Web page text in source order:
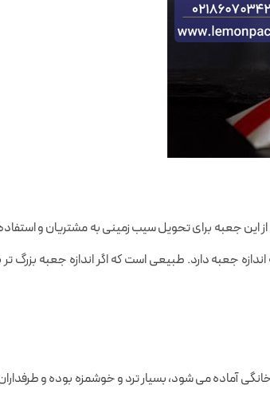
جعبه برای تحویل سیب زمینی به مشتریان و
جعبه دارد. طبیعی است که اگر اندازه جعبه بزرگ
می شود، بسیار ترد و خوشمزه بوده و طرفداران